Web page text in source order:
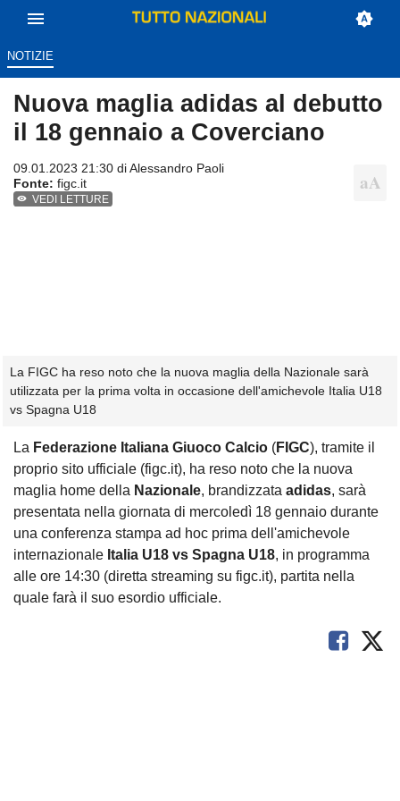
NOTIZIE
Nuova maglia adidas al debutto
il 18 gennaio a Coverciano
09.01.2023 21:30 diAlessandro Paoli
Fonte: figc.it
VEDI LETTURE
La FIGC ha reso noto che la nuova maglia della Nazionale sarà
utilizzata per la prima volta in occasione dell'amichevole Italia U18
vs Spagna U18
La Federazione Italiana Giuoco Calcio (FIGC), tramite il
proprio sito ufficiale (figc.it), ha reso noto che la nuova
maglia home della Nazionale, brandizzata adidas, sarà
presentata nella giornata di mercoledì 18 gennaio durante
una conferenza stampa ad hoc prima dell'amichevole
internazionale Italia U18 vs Spagna U18, in programma
alle ore 14:30 (diretta streaming su figc.it), partita nella
quale farà il suo esordio ufficiale.